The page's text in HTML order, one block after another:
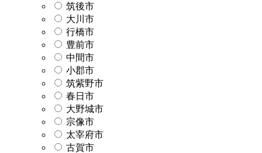
筑後市
大川市
行橋市
豊前市
中間市
小郡市
筑紫野市
春日市
大野城市
宗像市
太宰府市
古賀市